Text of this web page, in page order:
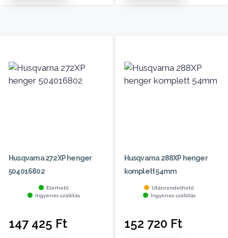
Husqvarna 272XP henger
504016802
Elérhető
Ingyenes szállítás
147 425 Ft
Husqvarna 288XP henger
komplett 54mm
Utánrendelhető
Ingyenes szállítás
152 720 Ft